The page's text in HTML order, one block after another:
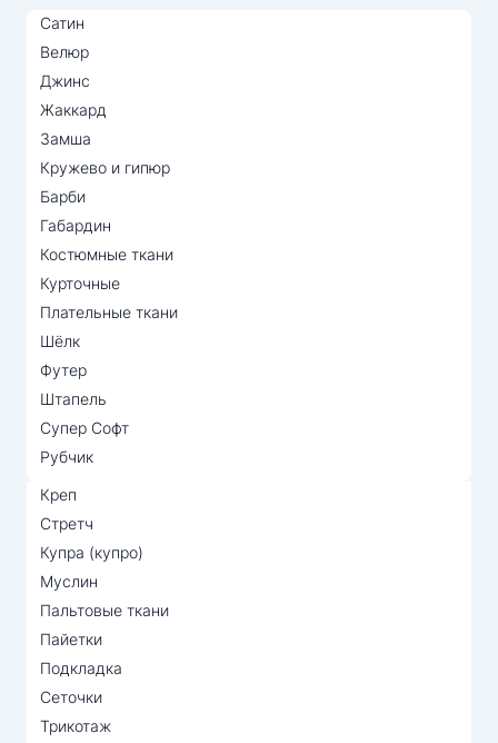
Сатин
Велюр
Джинс
Жаккард
Замша
Кружево и гипюр
Барби
Габардин
Костюмные ткани
Курточные
Плательные ткани
Шёлк
Футер
Штапель
Супер Софт
Рубчик
Креп
Стретч
Купра (купро)
Муслин
Пальтовые ткани
Пайетки
Подкладка
Сеточки
Трикотаж